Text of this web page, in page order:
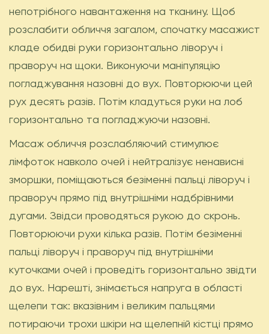
непотрібного навантаження на тканину. Щоб
розслабити обличчя загалом, спочатку масажист
кладе обидві руки горизонтально ліворуч і
праворуч на щоки. Виконуючи маніпуляцію
погладжування назовні до вух. Повторюючи цей
рух десять разів. Потім кладуться руки на лоб
горизонтально та погладжуючи назовні.
Масаж обличчя розслабляючий стимулює
лімфоток навколо очей і нейтралізує ненависні
зморшки, поміщаються безіменні пальці ліворуч і
праворуч прямо під внутрішніми надбрівними
дугами. Звідси проводяться рукою до скронь.
Повторюючи рухи кілька разів. Потім безіменні
пальці ліворуч і праворуч під внутрішніми
куточками очей і проведіть горизонтально звідти
до вух. Нарешті, знімається напруга в області
щелепи так: вказівним і великим пальцями
потираючи трохи шкіри на щелепній кістці прямо